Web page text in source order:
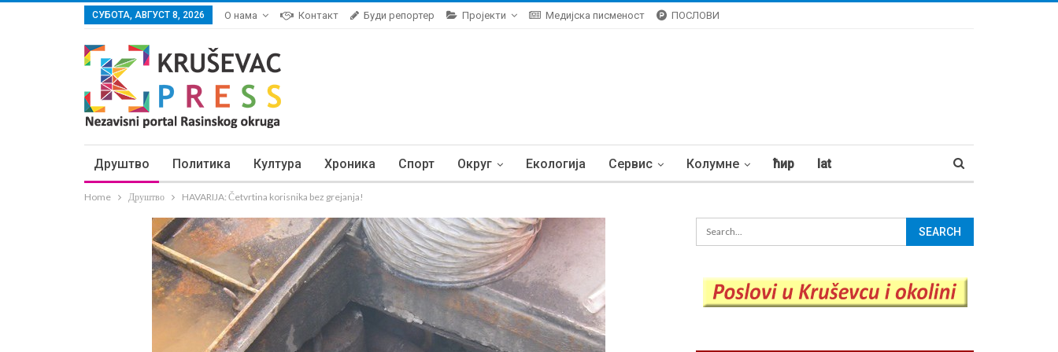
СУБОТА, АВГУСТ 8, 2026 О нама Контакт Буди репортер Пројекти Медијска писменост ПОСЛОВИ
Друштво Политика Култура Хроника Спорт Округ Екологија Сервис Колумне ћир lat
Home Друштво HAVARIJA: Četvrtina korisnika bez grejanja!